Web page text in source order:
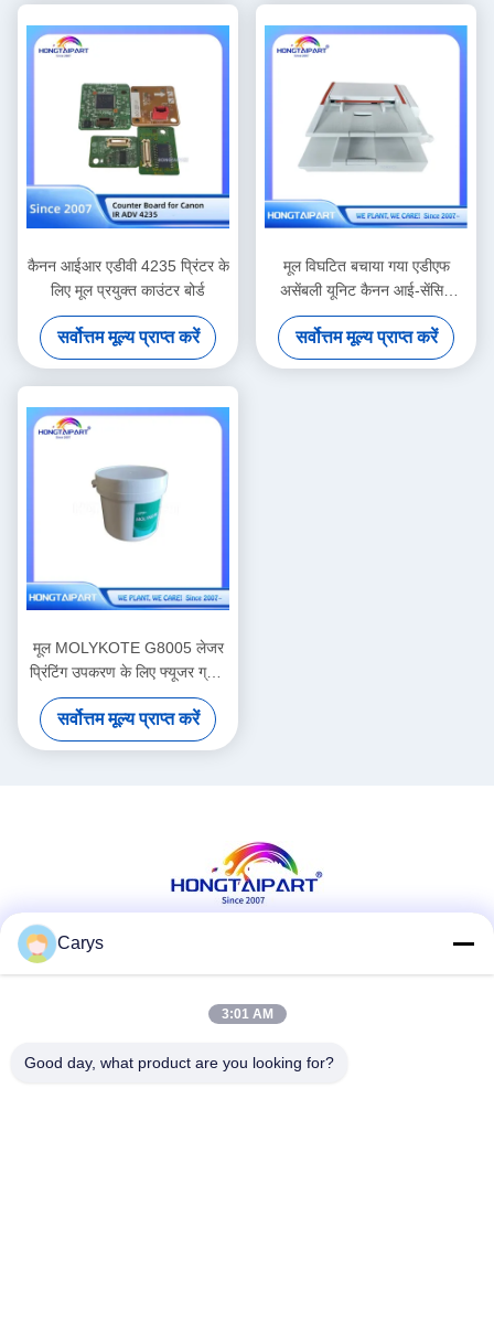
कैनन आईआर एडीवी 4235 प्रिंटर के
लिए मूल प्रयुक्त काउंटर बोर्ड
सर्वोत्तम मूल्य प्राप्त करें
मूल विघटित बचाया गया एडीएफ
असेंबली यूनिट कैनन आई-सेंसिस
एमएफ 6180 डीडब्ल्यू मल्टीफंक्शन
प्रिंटर के साथ संगत
सर्वोत्तम मूल्य प्राप्त करें
मूल MOLYKOTE G8005 लेजर
प्रिंटिंग उपकरण के लिए फ्यूजर ग्रीस
500 ग्राम
सर्वोत्तम मूल्य प्राप्त करें
त्वरित संपर्क
Carys
3:01 AM
Good day, what product are you looking for?